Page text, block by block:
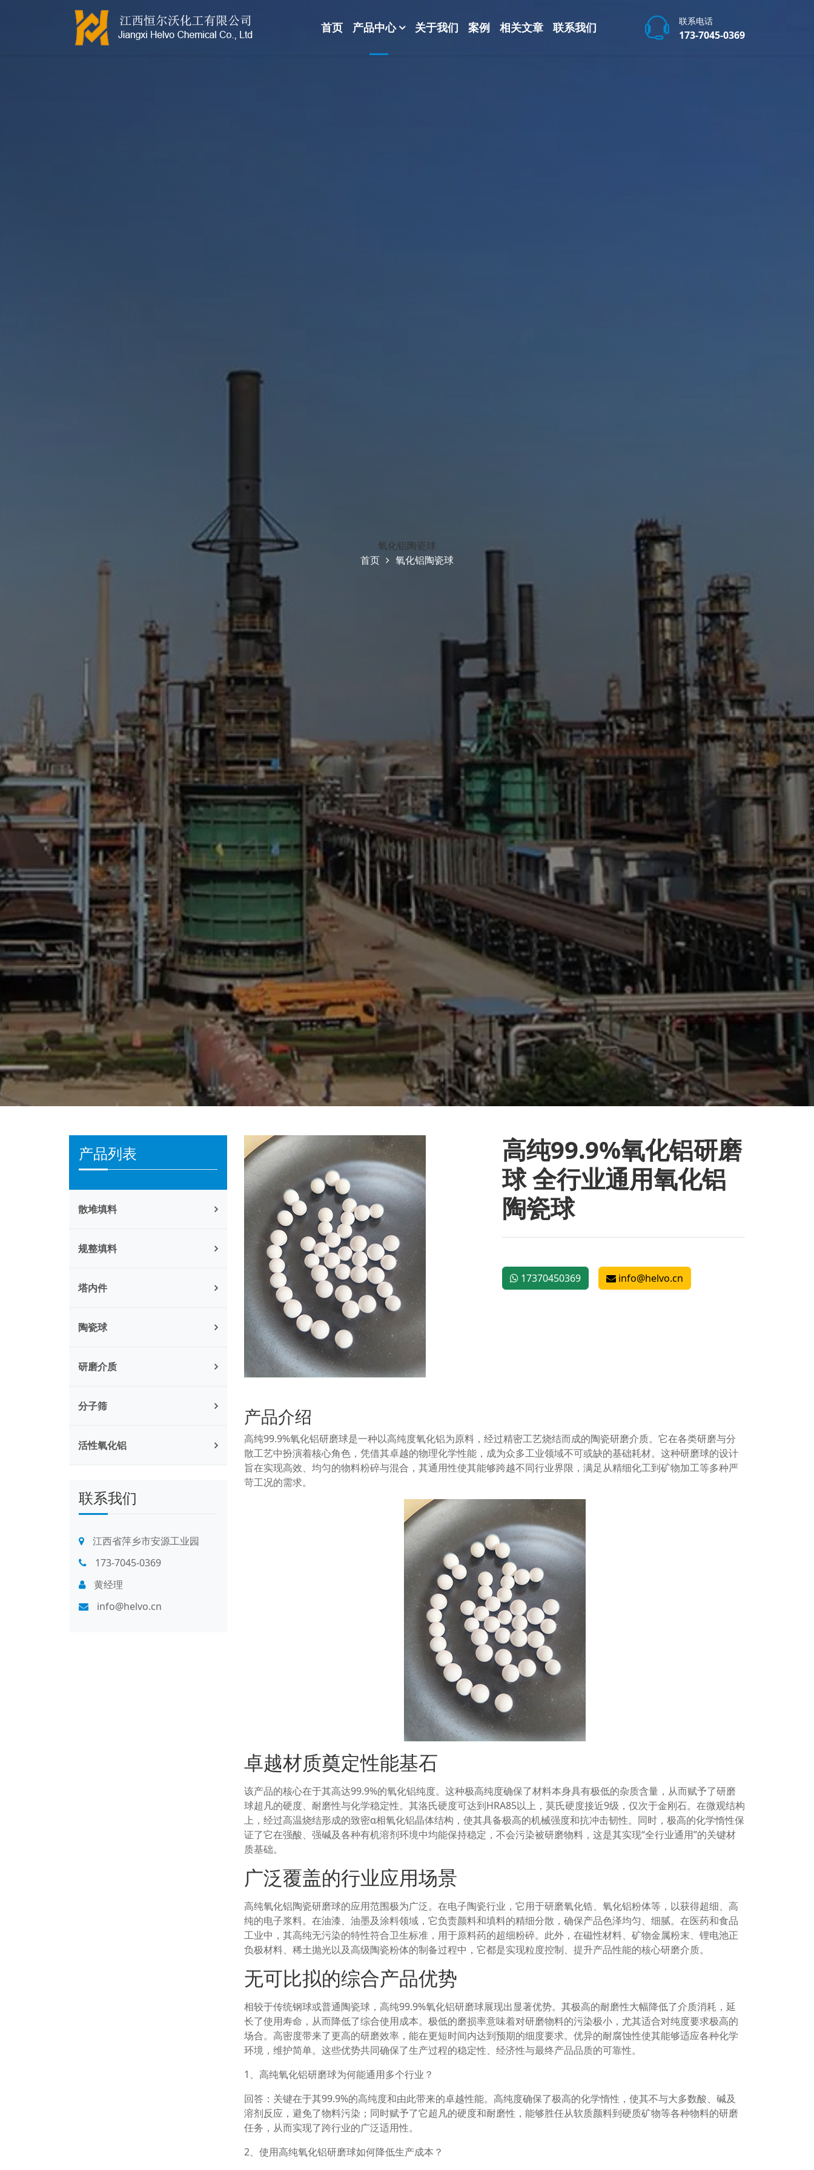
江西恒尔沃-鲍尔环-活性氧化铝-拉西环-波纹规整散堆填料-分子筛-
首页 产品中心 关于我们 案例 相关文章 联系我们 联系电话
173-7045-0369
氧化铝陶瓷球
首页
氧化铝陶瓷球
产品列表
散堆填料
规整填料
塔内件
陶瓷球
研磨介质
分子筛
活性氧化铝
联系我们
江西省萍乡市安源工业园
173-7045-0369
黄经理
info@helvo.cn
高纯99.9%氧化铝研磨
球 全行业通用氧化铝
陶瓷球
17370450369 info@helvo.cn
产品介绍
高纯99.9%氧化铝研磨球是一种以高纯度氧化铝为原料，经过精密工艺烧结而成的陶瓷研磨介质。它在各类研磨与分
散工艺中扮演着核心角色，凭借其卓越的物理化学性能，成为众多工业领域不可或缺的基础耗材。这种研磨球的设计
旨在实现高效、均匀的物料粉碎与混合，其通用性使其能够跨越不同行业界限，满足从精细化工到矿物加工等多种严
苛工况的需求。
卓越材质奠定性能基石
该产品的核心在于其高达99.9%的氧化铝纯度。这种极高纯度确保了材料本身具有极低的杂质含量，从而赋予了研磨
球超凡的硬度、耐磨性与化学稳定性。其洛氏硬度可达到HRA85以上，莫氏硬度接近9级，仅次于金刚石。在微观结构
上，经过高温烧结形成的致密α相氧化铝晶体结构，使其具备极高的机械强度和抗冲击韧性。同时，极高的化学惰性保
证了它在强酸、强碱及各种有机溶剂环境中均能保持稳定，不会污染被研磨物料，这是其实现“全行业通用”的关键材
质基础。
广泛覆盖的行业应用场景
高纯氧化铝陶瓷研磨球的应用范围极为广泛。在电子陶瓷行业，它用于研磨氧化锆、氧化铝粉体等，以获得超细、高
纯的电子浆料。在油漆、油墨及涂料领域，它负责颜料和填料的精细分散，确保产品色泽均匀、细腻。在医药和食品
工业中，其高纯无污染的特性符合卫生标准，用于原料药的超细粉碎。此外，在磁性材料、矿物金属粉末、锂电池正
负极材料、稀土抛光以及高级陶瓷粉体的制备过程中，它都是实现粒度控制、提升产品性能的核心研磨介质。
无可比拟的综合产品优势
相较于传统钢球或普通陶瓷球，高纯99.9%氧化铝研磨球展现出显著优势。其极高的耐磨性大幅降低了介质消耗，延
长了使用寿命，从而降低了综合使用成本。极低的磨损率意味着对研磨物料的污染极小，尤其适合对纯度要求极高的
场合。高密度带来了更高的研磨效率，能在更短时间内达到预期的细度要求。优异的耐腐蚀性使其能够适应各种化学
环境，维护简单。这些优势共同确保了生产过程的稳定性、经济性与最终产品品质的可靠性。
1、高纯氧化铝研磨球为何能通用多个行业？
回答：关键在于其99.9%的高纯度和由此带来的卓越性能。高纯度确保了极高的化学惰性，使其不与大多数酸、碱及
溶剂反应，避免了物料污染；同时赋予了它超凡的硬度和耐磨性，能够胜任从软质颜料到硬质矿物等各种物料的研磨
任务，从而实现了跨行业的广泛适用性。
2、使用高纯氧化铝研磨球如何降低生产成本？